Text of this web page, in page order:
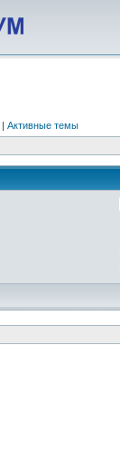
| Активные темы